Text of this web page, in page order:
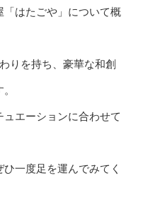
はたごや」について概
りを持ち、豪華な和創
ュエーションに合わせて
一度足を運んでみてく